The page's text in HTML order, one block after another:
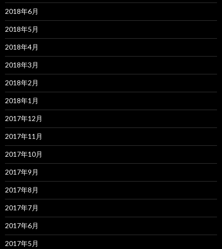
2018年6月
2018年5月
2018年4月
2018年3月
2018年2月
2018年1月
2017年12月
2017年11月
2017年10月
2017年9月
2017年8月
2017年7月
2017年6月
2017年5月